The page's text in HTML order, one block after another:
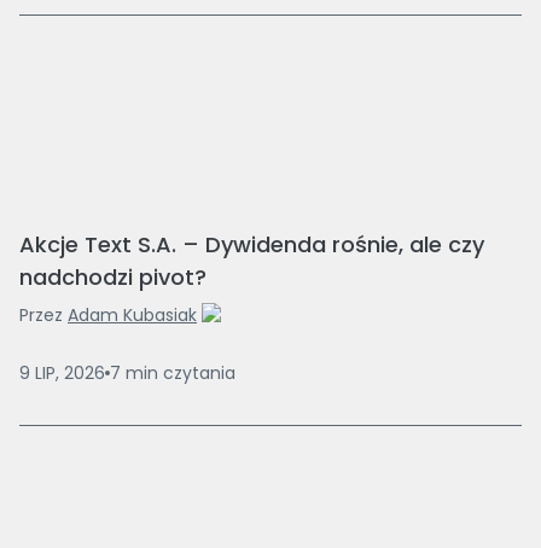
Akcje Text S.A. – Dywidenda rośnie, ale czy
nadchodzi pivot?
Przez Adam Kubasiak
9 LIP, 2026 7 min czytania